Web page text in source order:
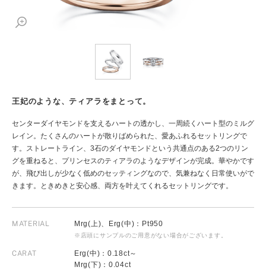
王妃のような、ティアラをまとって。
センターダイヤモンドを支えるハートの透かし、一周続くハート型のミルグ
レイン。たくさんのハートが散りばめられた、愛あふれるセットリングで
す。ストレートライン、3石のダイヤモンドという共通点のある2つのリン
グを重ねると、プリンセスのティアラのようなデザインが完成。華やかです
が、飛び出しが少なく低めのセッティングなので、気兼ねなく日常使いがで
きます。ときめきと安心感、両方を叶えてくれるセットリングです。
MATERIAL Mrg(上)、Erg(中)：Pt950
※店頭にサンプルのご用意がない場合がございます。
CARAT
Erg(中)：0.18ct～
Mrg(下)：0.04ct